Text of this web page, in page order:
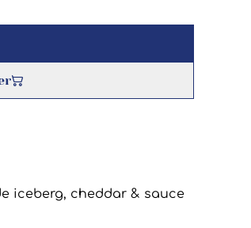
iceberg, cheddar & sauce